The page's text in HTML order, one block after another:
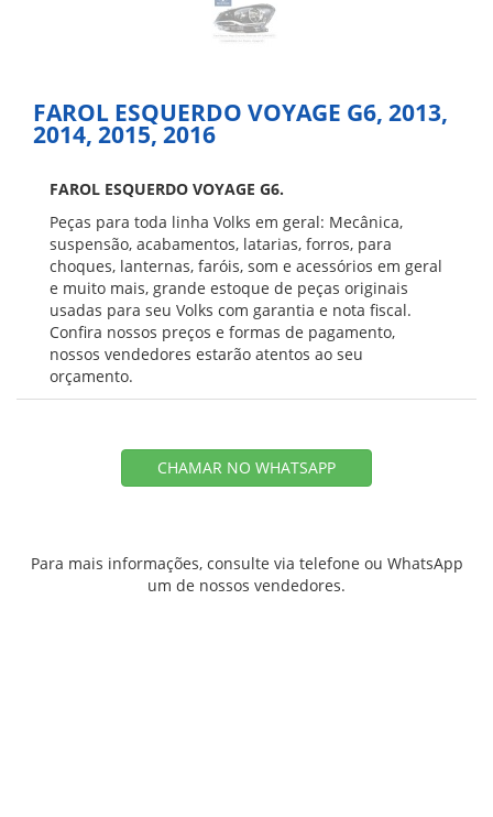
FAROL ESQUERDO VOYAGE G6, 2013,
2014, 2015, 2016
FAROL ESQUERDO VOYAGE G6.
Peças para toda linha Volks em geral: Mecânica,
suspensão, acabamentos, latarias, forros, para
choques, lanternas, faróis, som e acessórios em geral
e muito mais, grande estoque de peças originais
usadas para seu Volks com garantia e nota fiscal.
Confira nossos preços e formas de pagamento,
nossos vendedores estarão atentos ao seu
orçamento.
CHAMAR NO WHATSAPP
Para mais informações, consulte via telefone ou WhatsApp
um de nossos vendedores.